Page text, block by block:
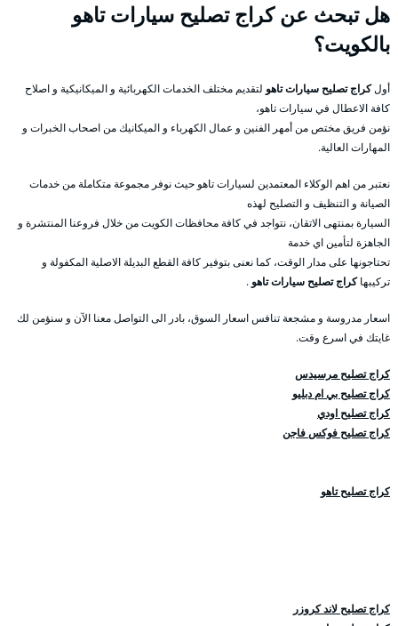
هل تبحث عن كراج تصليح سيارات تاهو
بالكويت؟
أولكراج تصليح سيارات تاهو لتقديم مختلف الخدمات الكهربائية و الميكانيكية و اصلاح
كافة الاعطال في سيارات تاهو،
نؤمن فريق مختص من أمهر الفنين و عمال الكهرباء و الميكانيك من اصحاب الخبرات و
المهارات العالية.
نعتبر من اهم الوكلاء المعتمدين لسيارات تاهو حيث نوفر مجموعة متكاملة من خدمات
الصيانة و التنظيف و التصليح لهذه
السيارة بمنتهى الاتقان، نتواجد في كافة محافظات الكويت من خلال فروعنا المنتشرة و
الجاهزة لتأمين اي خدمة
تحتاجونها على مدار الوقت، كما نعنى بتوفير كافة القطع البديلة الاصلية المكفولة و
تركيبهاكراج تصليح سيارات تاهو .
اسعار مدروسة و مشجعة تنافس اسعار السوق، بادر الى التواصل معنا الآن و سنؤمن لك
غايتك في اسرع وقت.
كراج تصليح مرسيدس
كراج تصليح بي ام دبليو
كراج تصليح اودي
كراج تصليح فوكس فاجن
كراج تصليح تاهو
كراج تصليح لاند كروزر